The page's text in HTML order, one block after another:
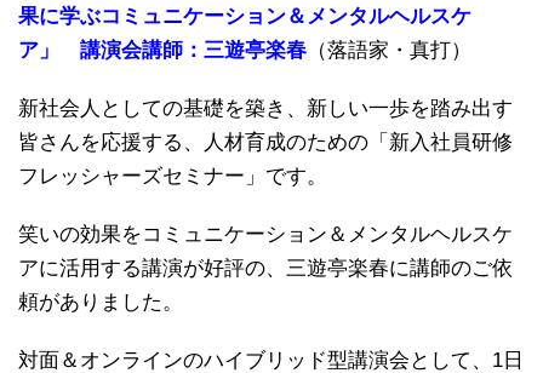
果に学ぶコミュニケーション＆メンタルヘルスケ
ア」 講演会講師：三遊亭楽春 （落語家・真打）
新社会人としての基礎を築き、新しい一歩を踏み出す
皆さんを応援する、人材育成のための「新入社員研修
フレッシャーズセミナー」です。
笑いの効果をコミュニケーション＆メンタルヘルスケ
アに活用する講演が好評の、三遊亭楽春に講師のご依
頼がありました。
対面＆オンラインのハイブリッド型講演会として、1日